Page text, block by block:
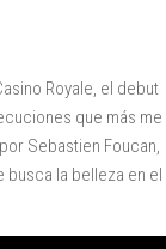
Royale, el debut
que más me
Sebastien Foucan,
busca la belleza en el